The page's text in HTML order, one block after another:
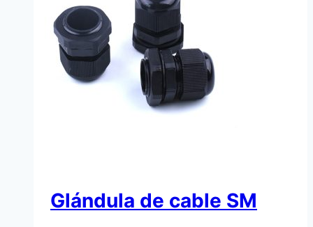
Glándula de cable SM